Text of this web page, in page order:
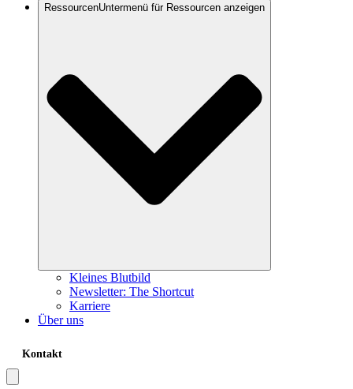
RessourcenUntermenü für Ressourcen anzeigen
Kleines Blutbild
Newsletter: The Shortcut
Karriere
Über uns
Kontakt